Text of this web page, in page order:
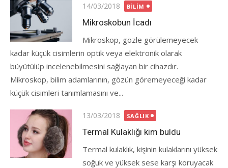
Posted
on
14/03/2018 BILIM
Mikroskobun İcadı
Mikroskop, gözle görülemeyecek
kadar küçük cisimlerin optik veya elektronik olarak
büyütülüp incelenebilmesini sağlayan bir cihazdır.
Mikroskop, bilim adamlarının, gözün göremeyeceği kadar
küçük cisimleri tanımlamasını ve...
Posted
on
13/03/2018 SAĞLIK
Termal Kulaklığı kim buldu
Termal kulaklık, kişinin kulaklarını yüksek
soğuk ve yüksek sese karşı koruyacak